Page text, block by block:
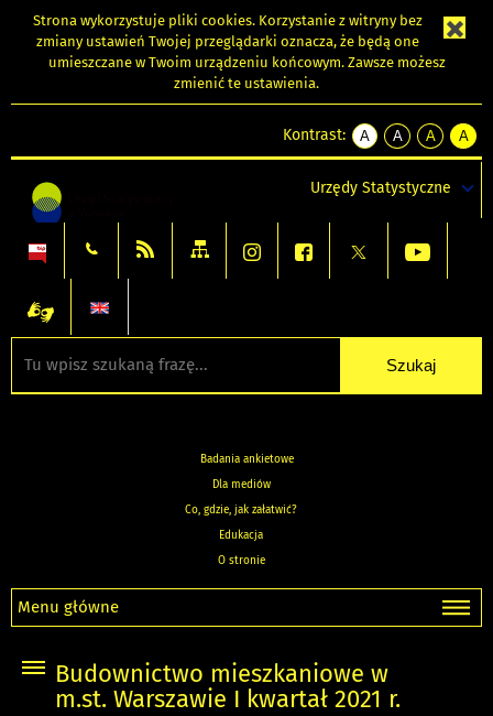
Strona wykorzystuje pliki cookies. Korzystanie z witryny bez
zmiany ustawień Twojej przeglądarki oznacza, że będą one
umieszczane w Twoim urządzeniu końcowym. Zawsze możesz
zmienić te ustawienia.
Kontrast:
A
kontrast
A
kontrast
tekst
czarnym
A
kontrast
tekst
czarnym
A
tekst
żółtym
Urzędy Statystyczne
Badania ankietowe
Dla mediów
Co, gdzie, jak załatwić?
Edukacja
O stronie
Menu główne
Budownictwo mieszkaniowe w
m.st. Warszawie I kwartał 2021 r.